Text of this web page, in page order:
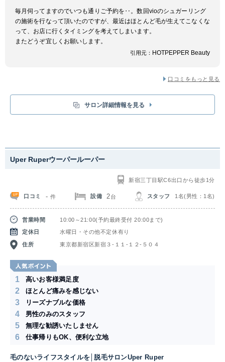
もおすすめです。
毎月伺ってますのでいつも通りご予約を‥。数回vioのシュガーリング
の施術を行なって頂いたのですが、最近はほとんど毛が生えてこなくな
って、お店に行くタイミングを考えてしまいます。
またどうぞ宜しくお願いします。
引用元： HOTPEPPER Beauty
口コミをもっと見る
サロン詳細情報を見る
Uper Ruperウーパールーパー
新宿三丁目駅C6出口から徒歩1分
口コミ -件 設備 2台 スタッフ 1名(男性：1名)
営業時間
10:00～21:00(予約最終受付 20:00まで)
定休日
水曜日・その他不定休有り
住所 東京都新宿区新宿３-１１-１２-５０４
1 高いお客様満足度
2 ほとんど痛みを感じない
3 リーズナブルな価格
4 男性のみのスタッフ
5 無理な勧誘いたしません
6 仕事帰りもOK、便利な立地
毛のないライフスタイルを│脱毛サロンUper Ruper